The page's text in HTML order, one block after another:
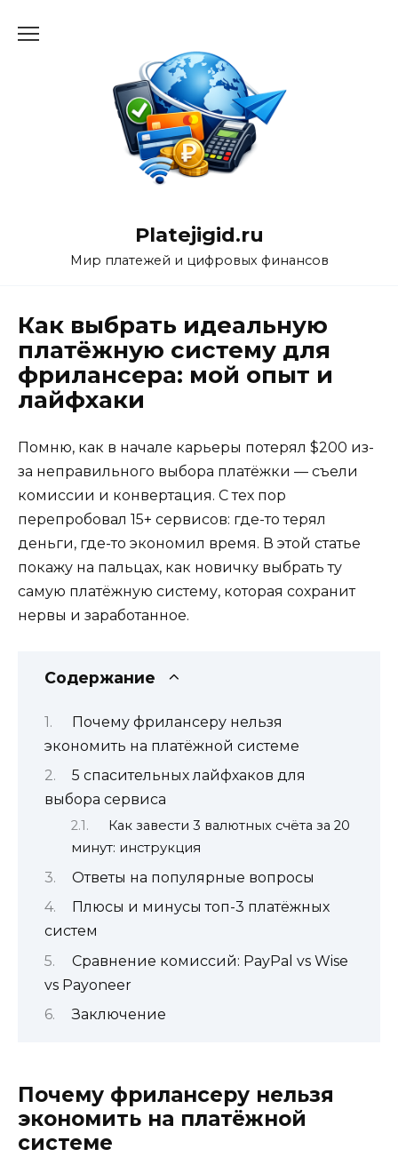
Platejigid.ru
Мир платежей и цифровых финансов
Как выбрать идеальную
платёжную систему для
фрилансера: мой опыт и
лайфхаки
Помню, как в начале карьеры потерял $200 из-
за неправильного выбора платёжки — съели
комиссии и конвертация. С тех пор
перепробовал 15+ сервисов: где-то терял
деньги, где-то экономил время. В этой статье
покажу на пальцах, как новичку выбрать ту
самую платёжную систему, которая сохранит
нервы и заработанное.
Содержание
Почему фрилансеру нельзя
экономить на платёжной системе
5 спасительных лайфхаков для
выбора сервиса
Как завести 3 валютных счёта за 20
минут: инструкция
Ответы на популярные вопросы
Плюсы и минусы топ-3 платёжных
систем
Сравнение комиссий: PayPal vs Wise
vs Payoneer
Заключение
Почему фрилансеру нельзя
экономить на платёжной
системе